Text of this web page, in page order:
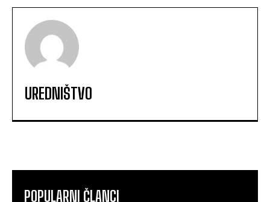
UREDNIŠTVO
POPULARNI ČLANCI